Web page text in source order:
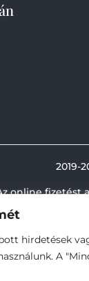
hirdetések
A
2019-
online fizetést